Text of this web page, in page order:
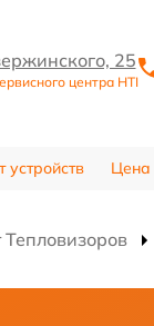
25
центра HTI
устройств Цена
Тепловизоров